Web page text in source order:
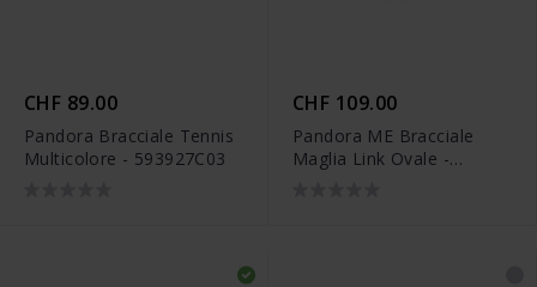
CHF 89.00
Pandora Bracciale Tennis
Multicolore - 593927C03
CHF 109.00
Pandora ME Bracciale
Maglia Link Ovale -